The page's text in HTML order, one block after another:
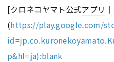
[クロネコヤマト公式アプリ ｜
(https://play.google.com/
p&hl=ja):blank